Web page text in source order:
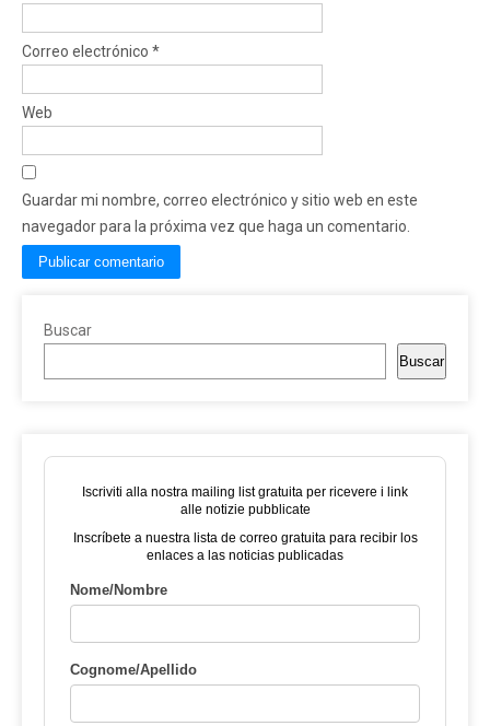
Correo electrónico *
Web
Guardar mi nombre, correo electrónico y sitio web en este
navegador para la próxima vez que haga un comentario.
Buscar
Buscar
Iscriviti alla nostra mailing list gratuita per ricevere i link
alle notizie pubblicate
Inscríbete a nuestra lista de correo gratuita para recibir los
enlaces a las noticias publicadas
Nome/Nombre
Cognome/Apellido